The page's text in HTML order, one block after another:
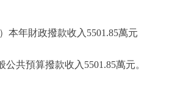
年財政撥款收入5501.85萬元
共預算撥款收入5501.85萬元。